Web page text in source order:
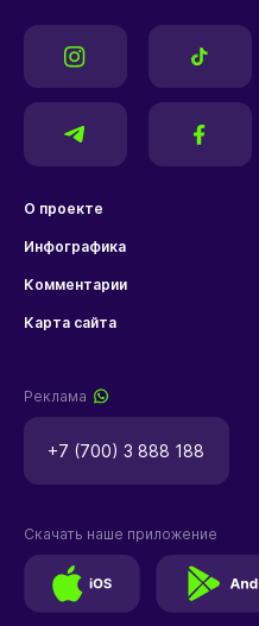
О проекте
Инфографика
Комментарии
Карта сайта
Реклама
+7 (700) 3 888 188
Скачать наше приложение